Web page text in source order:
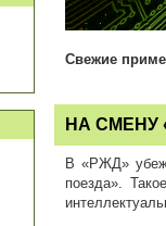
Свежие
НА СМЕНУ
В «РЖД»
поезда».